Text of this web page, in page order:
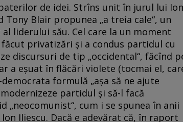
de idei. Strîns unit în jurul lui Ion
Blair propunea „a treia cale“, un
liderului său. Cel care la un moment
privatizări şi a condus partidul cu
discursuri de tip „occidental“, făcînd
a eşuat în flăcări violete (tocmai el,
formulă „aşa să ne ajute
partidul şi să-l facă
„neocomunist“, cum i se spunea în anii
Iliescu. Dacă e adevărat că, în raport